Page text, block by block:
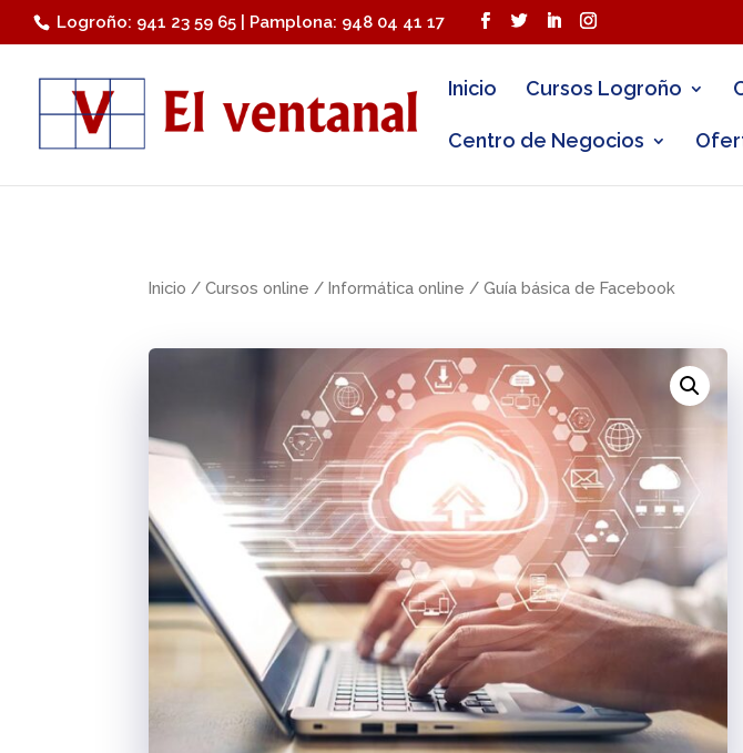
Logroño: 941 23 59 65 | Pamplona: 948 04 41 17
Inicio Cursos Logroño
Centro de Negocios
Inicio /Cursos online /Informática online / Guía básica de Facebook